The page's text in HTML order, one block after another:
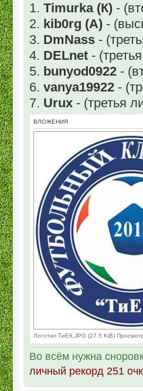
1. Timurka (К) -
2. kib0rg (А) -
3. DmNass -
4. DELnet -
5. bunyod0922 -
6. vanya19922 -
7. Urux - (третья
ВЛОЖЕНИЯ
Логотип ТиЕК.JPG (27.5 KiB)
Во всём нужна
личный рекорд 251